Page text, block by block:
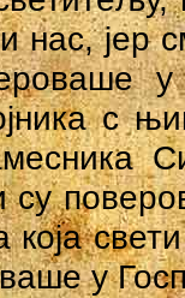
нас, јер
с
су
која
у